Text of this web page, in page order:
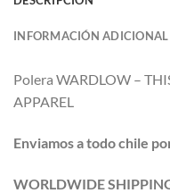
INFORMACIÓN ADICIONAL
Polera WARDLOW –
APPAREL
Enviamos a todo chile
WORLDWIDE